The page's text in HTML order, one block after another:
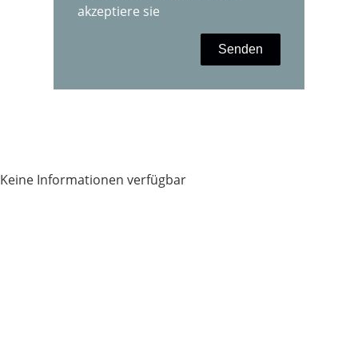
akzeptiere sie
Senden
Keine Informationen verfügbar